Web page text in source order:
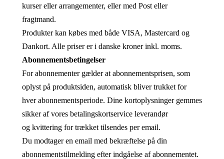
kurser eller arrangementer, eller med Post eller
fragtmand.
Produkter kan købes med både VISA, Mastercard og
Dankort. Alle priser er i danske kroner inkl. moms.
Abonnementsbetingelser
For abonnementer gælder at abonnementsprisen, som
oplyst på produktsiden, automatisk bliver trukket for
hver abonnementsperiode. Dine kortoplysninger gemmes
sikker af vores betalingskortservice leverandør
og kvittering for trækket tilsendes per email.
Du modtager en email med bekræftelse på din
abonnementstilmelding efter indgåelse af abonnementet.